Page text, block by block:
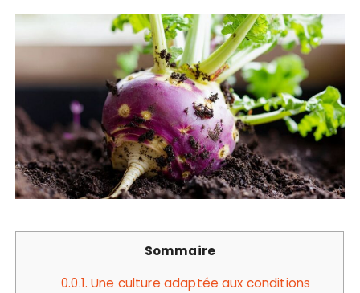
Sommaire
0.0.1. Une culture adaptée aux conditions